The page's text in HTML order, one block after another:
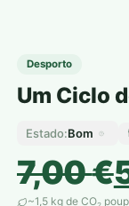
Desporto
Um Ciclo
Estado:Bom
7,00€
O
O
~1,5 kg de CO